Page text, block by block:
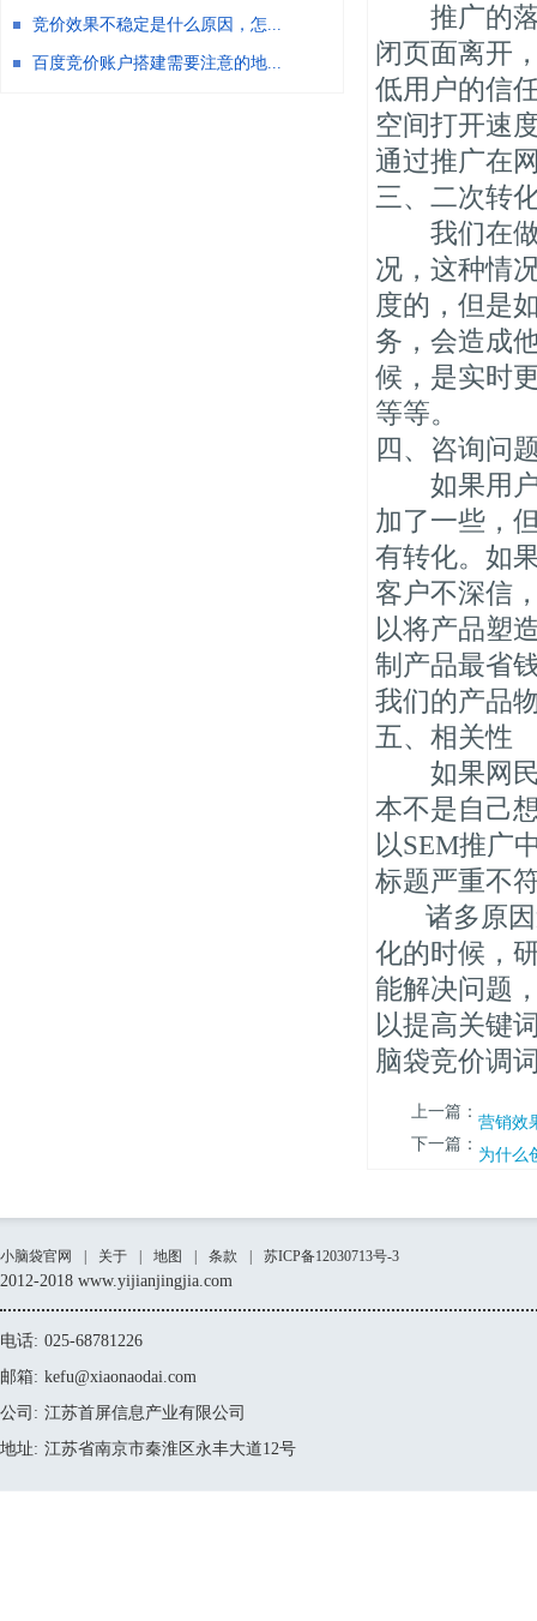
推广的落
闭页面离开
低用户的信
空间打开速
通过推广在
三、二次转
我们在做
况，这种情
度的，但是
务，会造成
候，是实时
等等。
四、咨询问
如果用户
加了一些，
有转化。如
客户不深信
以将产品塑
制产品最省
我们的产品
五、相关性
如果网民
本不是自己
以SEM推广
标题严重不
诸多原因
化的时候，
能解决问题
以提高关键
脑袋竞价调
上一篇： 营销效
下一篇： 为什么
竞价效果不稳定是什么原因，怎...
百度竞价账户搭建需要注意的地...
小脑袋官网 关于 地图 条款 苏ICP备12030713号-3
2012-2018 www.yijianjingjia.com
电话: 025-68781226
邮箱: kefu@xiaonaodai.com
公司: 江苏首屏信息产业有限公司
地址: 江苏省南京市秦淮区永丰大道12号